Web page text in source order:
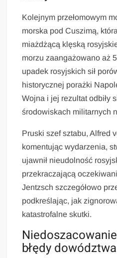
Kolejnym przełomowym
morska pod Cuszimą,
miażdżącą klęską
morzu zaangażowano aż
upadek rosyjskich sił
historycznej porażki
Wojna i jej rezultat odbiły
środowiskach militarnych
Pruski szef sztabu, Alfred
komentując wydarzenia,
ujawnił nieudolność
przekraczającą
Jentzsch szczegółowo
podkreślając, jak
katastrofalne skutki.
błędy dowództwa